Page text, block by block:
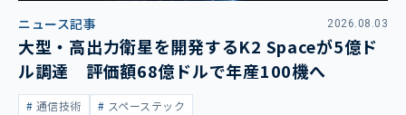
ニュース記事 2026.08.03
大型・高出力衛星を開発するK2 Spaceが5億ド
ル調達 評価額68億ドルで年産100機へ
通信技術 スペーステック